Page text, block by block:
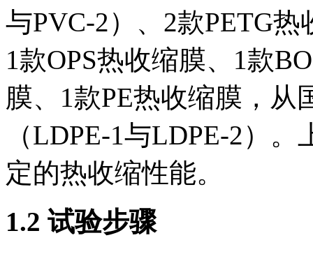
与PVC-2）、2款PETG
1款OPS热收缩膜、1款
膜、1款PE热收缩膜，从
（LDPE-1与LDPE-2）
定的热收缩性能。
1.2 试验步骤